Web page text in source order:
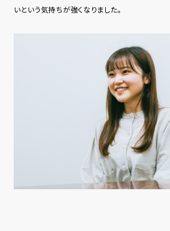
いという気持ちが強くなりました。